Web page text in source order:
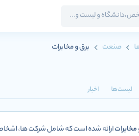
صنعت برق و مخابرات
لیست‌ها اخبار
ارائه شده است که شامل شرکت ها،